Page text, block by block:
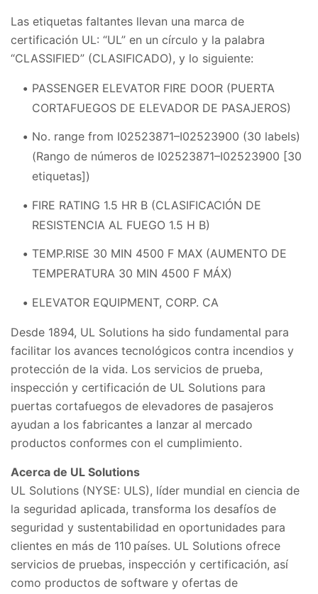
Las etiquetas faltantes llevan una marca de
certificación UL: “UL” en un círculo y la palabra
“CLASSIFIED” (CLASIFICADO), y lo siguiente:
PASSENGER ELEVATOR FIRE DOOR (PUERTA
CORTAFUEGOS DE ELEVADOR DE PASAJEROS)
No. range from I02523871–I02523900 (30 labels)
(Rango de números de I02523871–I02523900 [30
etiquetas])
FIRE RATING 1.5 HR B (CLASIFICACIÓN DE
RESISTENCIA AL FUEGO 1.5 H B)
TEMP.RISE 30 MIN 4500 F MAX (AUMENTO DE
TEMPERATURA 30 MIN 4500 F MÁX)
ELEVATOR EQUIPMENT, CORP. CA
Desde 1894, UL Solutions ha sido fundamental para
facilitar los avances tecnológicos contra incendios y
protección de la vida. Los servicios de prueba,
inspección y certificación de UL Solutions para
puertas cortafuegos de elevadores de pasajeros
ayudan a los fabricantes a lanzar al mercado
productos conformes con el cumplimiento.
Acerca de UL Solutions
UL Solutions (NYSE: ULS), líder mundial en ciencia de
la seguridad aplicada, transforma los desafíos de
seguridad y sustentabilidad en oportunidades para
clientes en más de 110 países. UL Solutions ofrece
servicios de pruebas, inspección y certificación, así
como productos de software y ofertas de